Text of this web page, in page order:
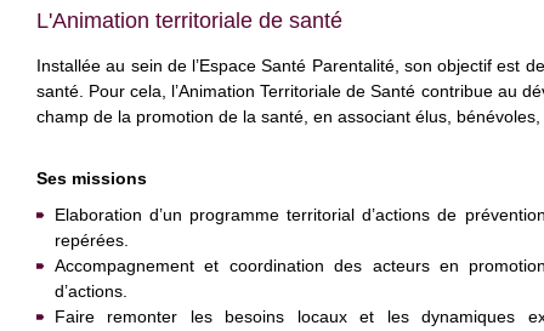
L'Animation territoriale de santé
Installée au sein de l’Espace Santé Parentalité, son objectif est
santé. Pour cela, l’Animation Territoriale de Santé contribue au
champ de la promotion de la santé, en associant élus,
Ses missions
Elaboration d’un programme territorial d’actions de
repérées.
Accompagnement et coordination des acteurs en
d’actions.
Faire remonter les besoins locaux et les dynamiques